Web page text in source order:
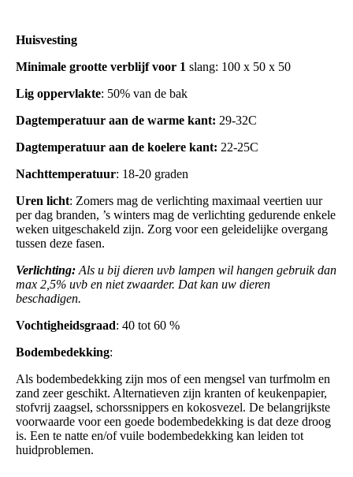
Huisvesting
Minimale grootte verblijf voor 1 slang: 100 x 50 x 50
Lig oppervlakte: 50% van de bak
Dagtemperatuur aan de warme kant: 29-32C
Dagtemperatuur aan de koelere kant: 22-25C
Nachttemperatuur: 18-20 graden
Uren licht: Zomers mag de verlichting maximaal veertien uur
per dag branden, ’s winters mag de verlichting gedurende enkele
weken uitgeschakeld zijn. Zorg voor een geleidelijke overgang
tussen deze fasen.
Verlichting: Als u bij dieren uvb lampen wil hangen gebruik dan
max 2,5% uvb en niet zwaarder. Dat kan uw dieren
beschadigen.
Vochtigheidsgraad: 40 tot 60 %
Bodembedekking:
Als bodembedekking zijn mos of een mengsel van turfmolm en
zand zeer geschikt. Alternatieven zijn kranten of keukenpapier,
stofvrij zaagsel, schorssnippers en kokosvezel. De belangrijkste
voorwaarde voor een goede bodembedekking is dat deze droog
is. Een te natte en/of vuile bodembedekking kan leiden tot
huidproblemen.